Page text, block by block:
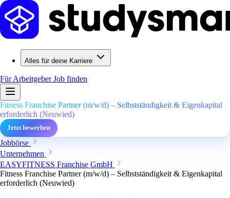
Alles für deine Karriere
Für ArbeitgeberJob finden
Fitness Franchise Partner (m/w/d) – Selbstständigkeit & Eigenkapital
erforderlich (Neuwied)
Jetzt bewerben
Jobbörse
Unternehmen
EASYFITNESS Franchise GmbH
Fitness Franchise Partner (m/w/d) – Selbstständigkeit & Eigenkapital
erforderlich (Neuwied)